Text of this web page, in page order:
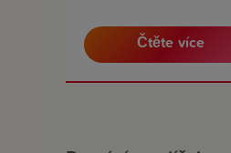
buněk z kůže a srsti a
poskytl ochranu před
tvorbou nových lupů.
Čtěte více